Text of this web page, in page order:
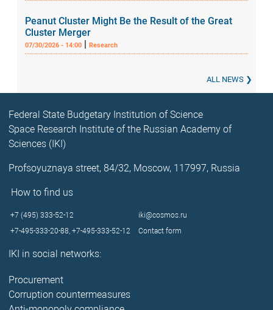
Peanut Cluster Might Be the Result of the Great
Cluster Merger
07/30/2026 - 14:00 |Research
ALL NEWS
Federal State Budgetary Institution of Science
Space Research Institute of the Russian Academy of
Sciences (IKI)
Profsoyuznaya street, 84/32, Moscow, 117997, Russia
How to find us
+7 (495) 333-52-12
iki@cosmos.ru
+7-495-333-20-88,+7-495-333-52-12 Contact form
IKI in social networks:
Procurement
Corruption countermeasures